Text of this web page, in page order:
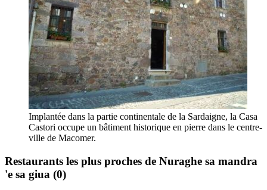
Implantée dans la partie continentale de la Sardaigne, la Casa
Castori occupe un bâtiment historique en pierre dans le centre-
ville de Macomer.
Restaurants les plus proches de Nuraghe sa mandra
'e sa giua (0)